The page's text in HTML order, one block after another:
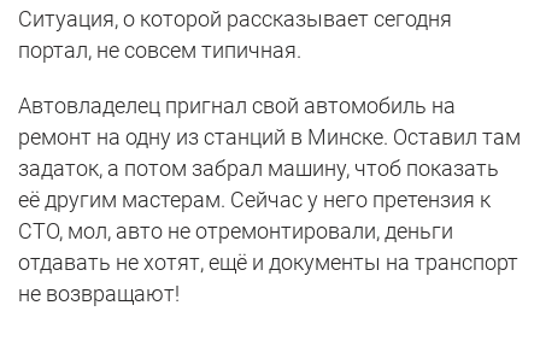
Ситуация, о которой рассказывает сегодня
портал, не совсем типичная.
Автовладелец пригнал свой автомобиль на
ремонт на одну из станций в Минске. Оставил там
задаток, а потом забрал машину, чтоб показать
её другим мастерам. Сейчас у него претензия к
СТО, мол, авто не отремонтировали, деньги
отдавать не хотят, ещё и документы на транспорт
не возвращают!